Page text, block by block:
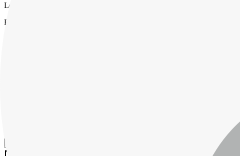
Lege Artis Reality, s.r.o.
Peter Hoholík